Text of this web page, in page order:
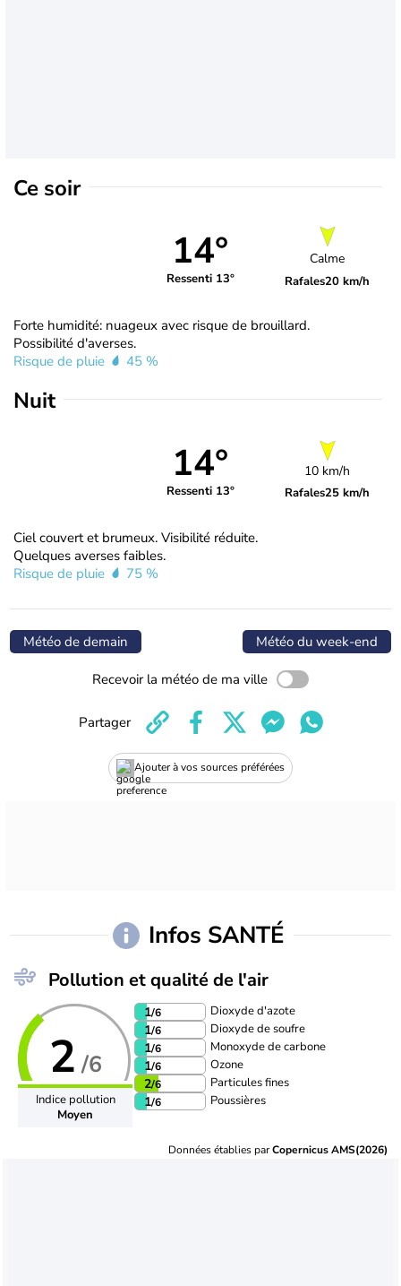
Ce soir
14°
Ressenti 13°
Calme
Rafales20 km/h
Forte humidité: nuageux avec risque de brouillard.
Possibilité d'averses.
Risque de pluie
45 %
Nuit
14°
Ressenti 13°
10 km/h
Rafales25 km/h
Ciel couvert et brumeux. Visibilité réduite.
Quelques averses faibles.
Risque de pluie
75 %
Météo de demain Météo du week-end
Recevoir la météo de ma ville
Ajouter à vos sources préférées
Partager
Infos SANTÉ
Pollution et qualité de l'air
2 /6
Indice pollution
Moyen
1/6 Dioxyde d'azote
1/6 Dioxyde de soufre
1/6 Monoxyde de carbone
1/6 Ozone
2/6 Particules fines
1/6 Poussières
Données établies parCopernicus AMS(2026)